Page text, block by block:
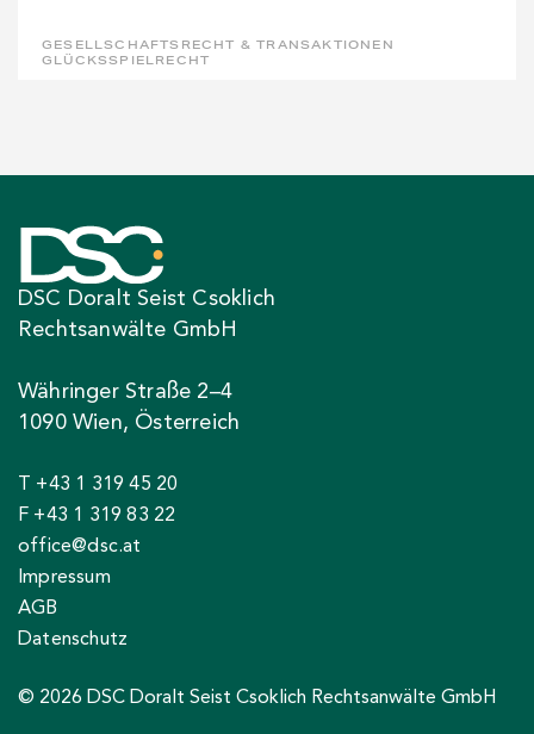
GESELLSCHAFTSRECHT & TRANSAKTIONEN
GLÜCKSSPIELRECHT
DSC Doralt Seist Csoklich
Rechtsanwälte GmbH
Währinger Straße 2–4
1090 Wien, Österreich
T +43 1 319 45 20
F +43 1 319 83 22
office@dsc.at
Impressum
AGB
Datenschutz
© 2026 DSC Doralt Seist Csoklich Rechtsanwälte GmbH